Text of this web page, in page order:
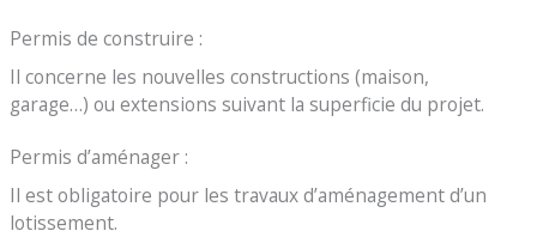
Permis de construire :
Il concerne les nouvelles constructions (maison,
garage…) ou extensions suivant la superficie du projet.
Permis d’aménager :
Il est obligatoire pour les travaux d’aménagement d’un
lotissement.